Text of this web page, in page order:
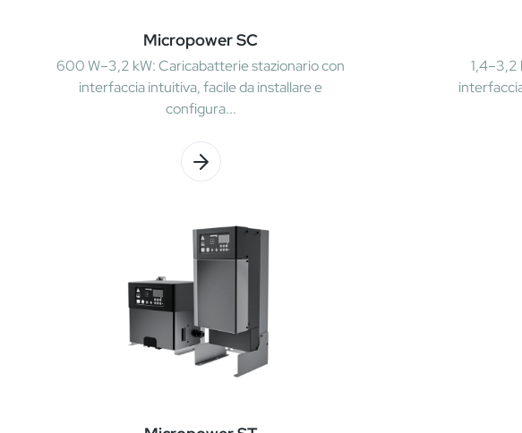
Micropower SC
600 W–3,2 kW: Caricabatterie stazionario con
interfaccia intuitiva, facile da installare e
configura...
1,4–3,2